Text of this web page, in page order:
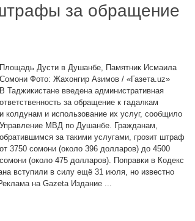
за обращение
Площадь Дусти в Душанбе, Памятник Исмаила
Сомони Фото: Жахонгир Азимов / «Газета.uz»
В Таджикистане введена административная
ответственность за обращение к гадалкам
и колдунам и использование их услуг, сообщило
Управление МВД по Душанбе. Гражданам,
обратившимся за такими услугами, грозит штраф
от 3750 сомони (около 396 долларов) до 4500
сомони (около 475 долларов). Поправки в Кодекс
вступили в силу ещё 31 июля, но известно
на Gazeta Издание ...